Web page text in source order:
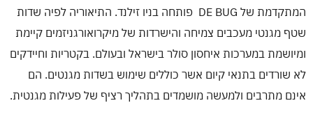
המתקדמת של DE BUG פותחה בניו זילנד. התיאוריה לפיה שדות
שטף מגנטי מעכבים צמיחה והישרדות של מיקרואורגניזמים קיימת
ומיושמת במערכות איחסון סולר בישראל ובעולם. בקטריות וחיידקים
לא שורדים בתנאי קיום אשר כוללים שימוש בשדות מגנטים. הם
אינם מתרבים ולמעשה מושמדים בתהליך רציף של פעילות מגנטית.